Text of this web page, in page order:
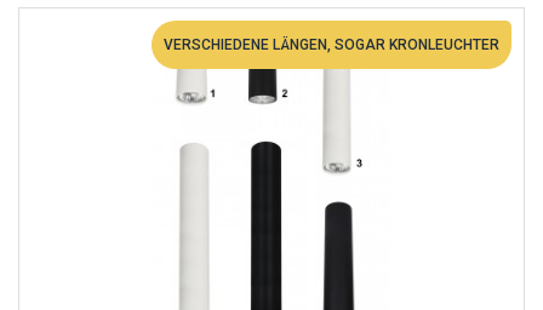
VERSCHIEDENE LÄNGEN, SOGAR KRONLEUCHTER